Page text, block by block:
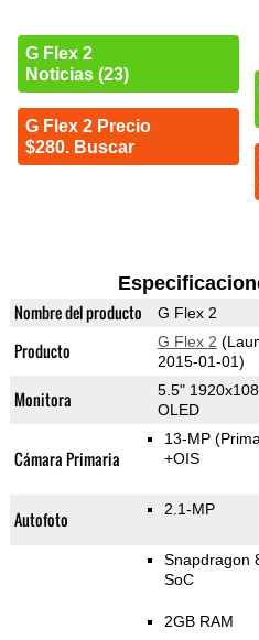
G Flex 2
Noticias (23)
G Flex 2 Precio
$280. Buscar
Nombre del producto G Flex 2
Producto G Flex 2
2015-01-01)
Monitora
5.5"
OLED
Cámara Primaria
13-MP
+OIS
Autofoto 2.1-MP
Snapdragon
SoC
2GB RAM